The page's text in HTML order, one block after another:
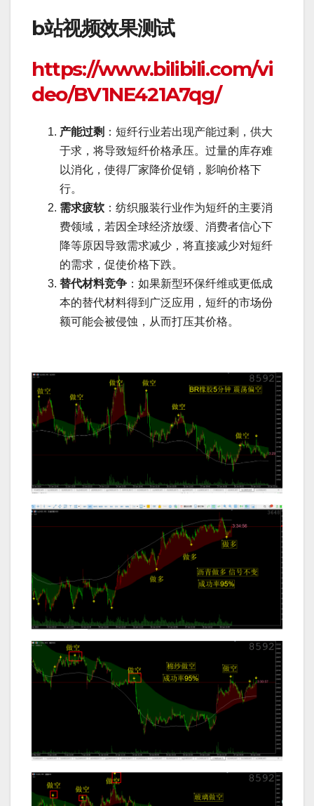
b站视频效果测试
https://www.bilibili.com/vi
deo/BV1NE421A7qg/
产能过剩 ：短纤行业若出现产能过剩，供大
于求，将导致短纤价格承压。过量的库存难
以消化，使得厂家降价促销，影响价格下
行。
需求疲软 ：纺织服装行业作为短纤的主要消
费领域，若因全球经济放缓、消费者信心下
降等原因导致需求减少，将直接减少对短纤
的需求，促使价格下跌。
替代材料竞争 ：如果新型环保纤维或更低成
本的替代材料得到广泛应用，短纤的市场份
额可能会被侵蚀，从而打压其价格。